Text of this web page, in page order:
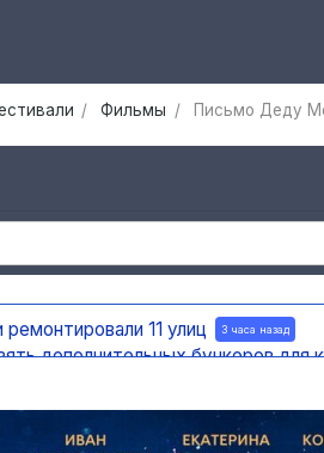
Фильмы Письмо Деду
11 улиц 3 часа назад
дополнительных бункеров для
раскопок 3 часа назад